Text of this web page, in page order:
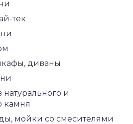
тек
диваны
и
камня
мойки со смесителями